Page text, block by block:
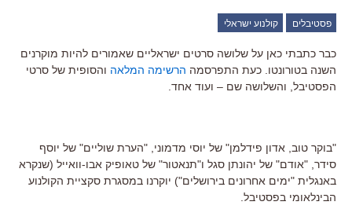
פסטיבלים קולנוע ישראלי
כבר כתבתי כאן על שלושה סרטים ישראליים שאמורים להיות מוקרנים
השנה בטורונטו. כעת התפרסמה הרשימה המלאה והסופית של סרטי
הפסטיבל, והשלושה שם – ועוד אחד.
"בוקר טוב, אדון פידלמן" של יוסי מדמוני, "הערת שוליים" של יוסף
סידר, "אודם" של יהונתן סגל ו"תנאטור" של טאופיק אבו-וואייל (שנקרא
באנגלית "ימים אחרונים בירושלים") יוקרנו במסגרת סקציית הקולנוע
הבינלאומי בפסטיבל.